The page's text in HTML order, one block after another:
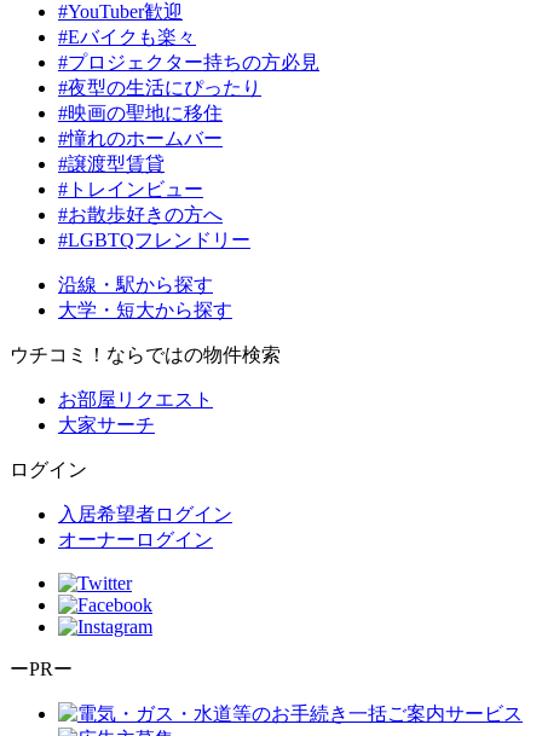
#YouTuber歓迎
#Eバイクも楽々
#プロジェクター持ちの方必見
#夜型の生活にぴったり
#映画の聖地に移住
#憧れのホームバー
#譲渡型賃貸
#トレインビュー
#お散歩好きの方へ
#LGBTQフレンドリー
沿線・駅から探す
大学・短大から探す
ウチコミ！ならではの物件検索
お部屋リクエスト
大家サーチ
ログイン
入居希望者ログイン
オーナーログイン
ーPRー